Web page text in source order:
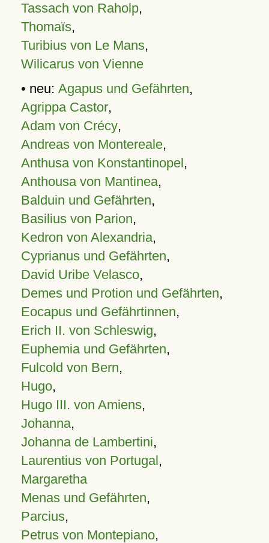
Tassach von Raholp,
Thomaïs,
Turibius von Le Mans,
Wilicarus von Vienne
• neu: Agapus und Gefährten,
Agrippa Castor,
Adam von Crécy,
Andreas von Montereale,
Anthusa von Konstantinopel,
Anthousa von Mantinea,
Balduin und Gefährten,
Basilius von Parion,
Kedron von Alexandria,
Cyprianus und Gefährten,
David Uribe Velasco,
Demes und Protion und Gefährten,
Eocapus und Gefährtinnen,
Erich II. von Schleswig,
Euphemia und Gefährten,
Fulcold von Bern,
Hugo,
Hugo III. von Amiens,
Johanna,
Johanna de Lambertini,
Laurentius von Portugal,
Margaretha
Menas und Gefährten,
Parcius,
Petrus von Montepiano,